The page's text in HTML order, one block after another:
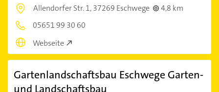
Allendorfer Str. 1,37269 Eschwege
4,8 km
05651 99 30 60
Webseite
Gartenlandschaftsbau Eschwege Garten-
und Landschaftsbau